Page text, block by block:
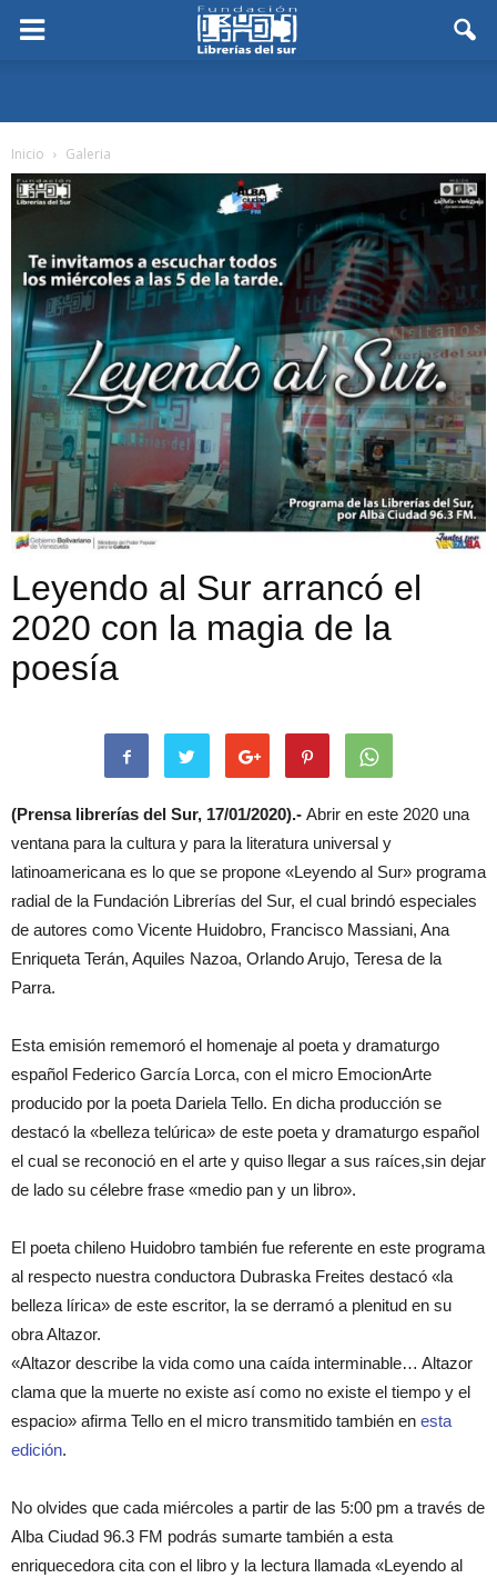
Inicio Galeria
Leyendo al Sur arrancó el
2020 con la magia de la
poesía
(Prensa librerías del Sur, 17/01/2020).- Abrir en este 2020 una
ventana para la cultura y para la literatura universal y
latinoamericana es lo que se propone «Leyendo al Sur» programa
radial de la Fundación Librerías del Sur, el cual brindó especiales
de autores como Vicente Huidobro, Francisco Massiani, Ana
Enriqueta Terán, Aquiles Nazoa, Orlando Arujo, Teresa de la
Parra.
Esta emisión rememoró el homenaje al poeta y dramaturgo
español Federico García Lorca, con el micro EmocionArte
producido por la poeta Dariela Tello. En dicha producción se
destacó la «belleza telúrica» de este poeta y dramaturgo español
el cual se reconoció en el arte y quiso llegar a sus raíces,sin dejar
de lado su célebre frase «medio pan y un libro».
El poeta chileno Huidobro también fue referente en este programa
al respecto nuestra conductora Dubraska Freites destacó «la
belleza lírica» de este escritor, la se derramó a plenitud en su
obra Altazor.
«Altazor describe la vida como una caída interminable… Altazor
clama que la muerte no existe así como no existe el tiempo y el
espacio» afirma Tello en el micro transmitido también en esta
edición.
No olvides que cada miércoles a partir de las 5:00 pm a través de
Alba Ciudad 96.3 FM podrás sumarte también a esta
enriquecedora cita con el libro y la lectura llamada «Leyendo al